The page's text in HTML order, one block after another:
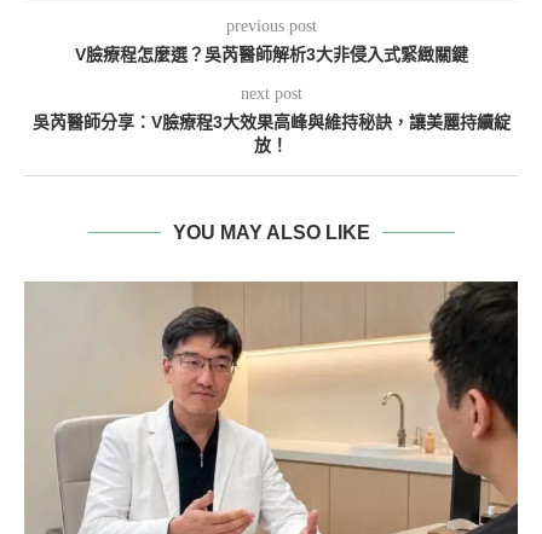
previous post
V臉療程怎麼選？吳芮醫師解析3大非侵入式緊緻關鍵
next post
吳芮醫師分享：V臉療程3大效果高峰與維持秘訣，讓美麗持續綻
放！
YOU MAY ALSO LIKE